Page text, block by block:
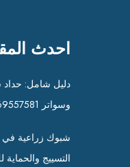
احدث
دليل شامل:
وسواتر 0569557581
شبوك زراعية
التسييج والحماية للمزارع